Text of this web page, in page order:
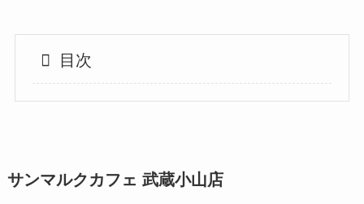
目次
サンマルクカフェ 武蔵小山店